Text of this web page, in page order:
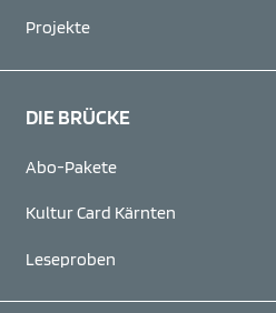
Projekte
DIE BRÜCKE
Abo-Pakete
Kultur Card Kärnten
Leseproben